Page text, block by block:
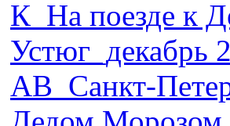
К_На поезде к
Устюг_декабрь
АВ_Санкт-